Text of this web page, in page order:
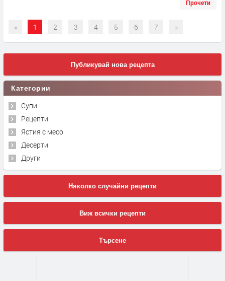
Прочети
« 1 2 3 4 5 6 7 »
Публикувай нова рецепта
Категории
Супи
Рецепти
Ястия с месо
Десерти
Други
Няколко случайни рецепти
Виж всички рецепти
Търсене